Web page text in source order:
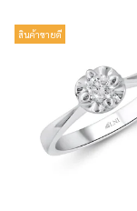
สินค้าขายดี